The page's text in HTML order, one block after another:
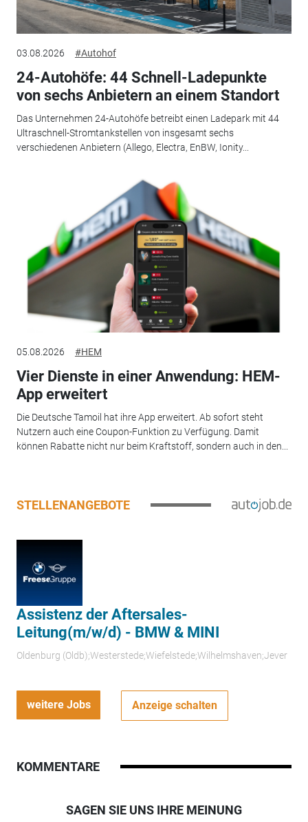
03.08.2026 #Autohof
24-Autohöfe: 44 Schnell-Ladepunkte
von sechs Anbietern an einem Standort
Das Unternehmen 24-Autohöfe betreibt einen Ladepark mit 44
Ultraschnell-Stromtankstellen von insgesamt sechs
verschiedenen Anbietern (Allego, Electra, EnBW, Ionity...
05.08.2026 #HEM
Vier Dienste in einer Anwendung: HEM-
App erweitert
Die Deutsche Tamoil hat ihre App erweitert. Ab sofort steht
Nutzern auch eine Coupon-Funktion zu Verfügung. Damit
können Rabatte nicht nur beim Kraftstoff, sondern auch in den...
STELLENANGEBOTE
Assistenz der Aftersales-
Leitung(m/w/d) - BMW & MINI
Oldenburg (Oldb);Westerstede;Wiefelstede;Wilhelmshaven;Jever
weitere Jobs Anzeige schalten
KOMMENTARE
SAGEN SIE UNS IHRE MEINUNG